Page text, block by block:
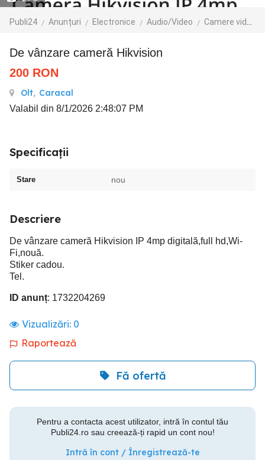
Publi24 Anunțuri Electronice Audio/Video Camere video
De vânzare cameră Hikvision
200 RON
Olt, Caracal
Valabil din 8/1/2026 2:48:07 PM
Specificații
Stare nou
Descriere
De vânzare cameră Hikvision IP 4mp digitală,full hd,Wi-
Fi,nouă.
Stiker cadou.
Tel.
ID anunț: 1732204269
Vizualizări: 0
Raportează
Fă ofertă
Pentru a contacta acest utilizator, intră în contul tău
Publi24.ro sau creează-ți rapid un cont nou!
Intră în cont / Înregistrează-te